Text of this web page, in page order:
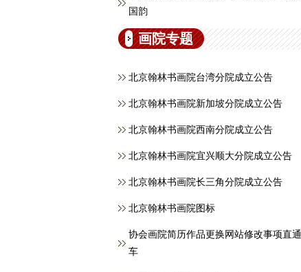
国韵
画院专题
北京翰林书画院台湾分院成立公告
北京翰林书画院新加坡分院成立公告
北京翰林书画院西南分院成立公告
北京翰林书画院宜兴顺大分院成立公告
北京翰林书画院长三角分院成立公告
北京翰林书画院图标
协会画院简历作品更换网站修改事项直通
车